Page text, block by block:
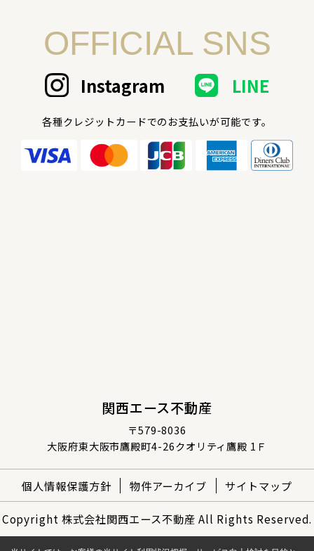
OFFICIAL SNS
Instagram LINE
各種クレジットカードでのお支払いが可能です。
関西エース不動産
〒579-8036
大阪府東大阪市鷹殿町4-26クオリティ鷹殿 1Ｆ
個人情報保護方針 物件アーカイブ サイトマップ
Copyright 株式会社関西エース不動産 All Rights Reserved.